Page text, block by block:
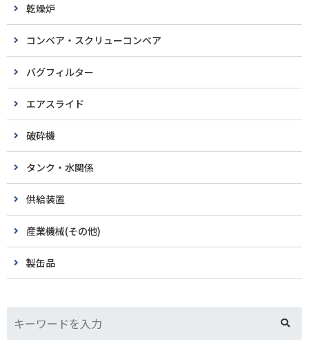
乾燥炉
コンベア・スクリューコンベア
バグフィルター
エアスライド
破砕機
タンク・水関係
供給装置
産業機械(その他)
製缶品